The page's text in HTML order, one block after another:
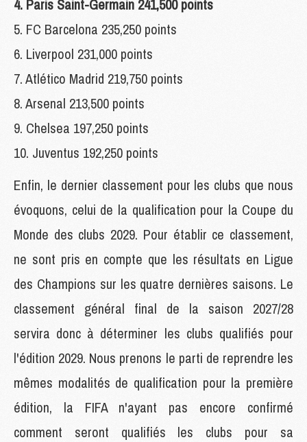
4. Paris Saint-Germain 241,500 points
5. FC Barcelona 235,250 points
6. Liverpool 231,000 points
7. Atlético Madrid 219,750 points
8. Arsenal 213,500 points
9. Chelsea 197,250 points
10. Juventus 192,250 points
Enfin, le dernier classement pour les clubs que nous
évoquons, celui de la qualification pour la Coupe du
Monde des clubs 2029. Pour établir ce classement,
ne sont pris en compte que les résultats en Ligue
des Champions sur les quatre dernières saisons. Le
classement général final de la saison 2027/28
servira donc à déterminer les clubs qualifiés pour
l'édition 2029. Nous prenons le parti de reprendre les
mêmes modalités de qualification pour la première
édition, la FIFA n'ayant pas encore confirmé
comment seront qualifiés les clubs pour sa